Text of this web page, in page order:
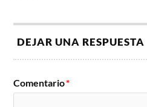
DEJAR UNA RESPUESTA
Comentario*